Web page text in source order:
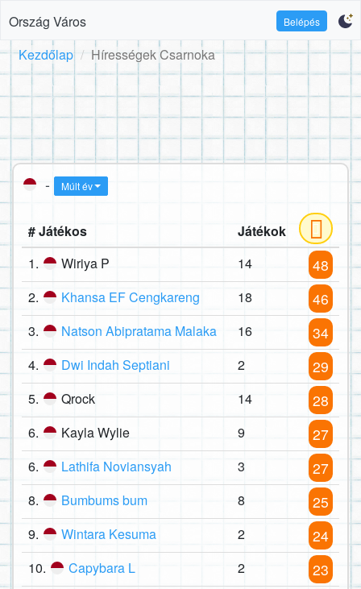
Ország Város Belépés
Kezdőlap Hírességek Csarnoka
- Múlt év
# Játékos
Játékok
1.
Wiriya P 14 48
2. Khansa EF Cengkareng 18 46
3. Natson Abipratama Malaka 16 34
4. Dwi Indah Septiani 2 29
5. Qrock 14 28
6. Kayla Wylie 9 27
6. Lathifa Noviansyah 3 27
8. Bumbums bum 8 25
9. Wintara Kesuma 2 24
10. Capybara L 2 23